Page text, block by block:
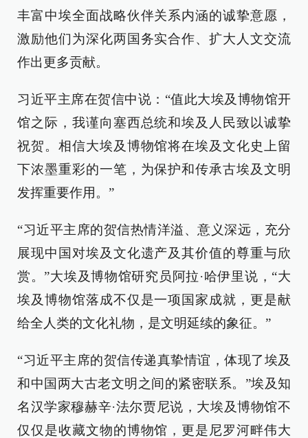
丰富中埃全面战略伙伴关系内涵的诚挚意愿，
激励他们为深化两国务实合作、扩大人文交流
作出更多贡献。
习近平主席在贺信中说：“值此大埃及博物馆开
馆之际，我谨向塞西总统和埃及人民致以诚挚
祝贺。相信大埃及博物馆将在埃及文化史上留
下浓墨重彩的一笔，为保护和传承古埃及文明
发挥重要作用。”
“习近平主席的贺信热情洋溢、意义深远，充分
展现中国对埃及文化遗产及其价值的尊重与欣
赏。”大埃及博物馆研究员阿拉·哈伊里说，“大
埃及博物馆落成不仅是一项国家成就，更是献
给全人类的文化礼物，是文明延续的象征。”
“习近平主席的贺信传递真挚情谊，体现了埃及
和中国两大古老文明之间的紧密联系。”埃及知
名汉学家穆赫辛·法尔贾尼说，大埃及博物馆不
仅仅是收藏文物的博物馆，更是尼罗河畔伟大